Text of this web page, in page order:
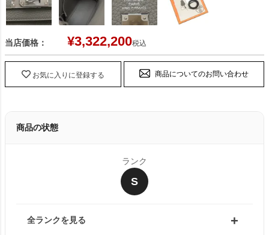
当店価格： ¥3,322,200税込
お気に入りに登録する 商品についてのお問い合わせ
商品の状態
ランク
S
全ランクを見る